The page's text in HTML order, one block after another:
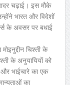
चढ़ाई। इस मौके
भारत और विदेशों
के अवसर पर बधाई
चिश्ती के
के अनुयायियों को
भाईचारे का एक
का